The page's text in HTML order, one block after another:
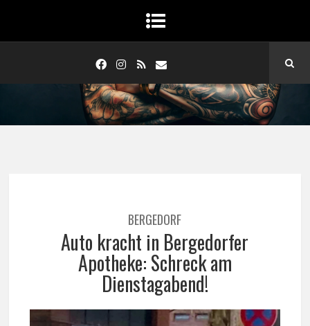
BERGEDORF
Auto kracht in Bergedorfer
Apotheke: Schreck am
Dienstagabend!